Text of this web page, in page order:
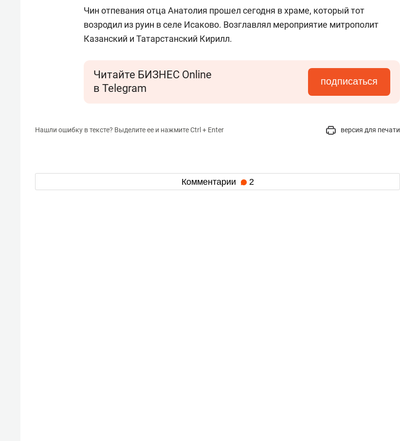
Чин отпевания отца Анатолия прошел сегодня в храме, который тот
возродил из руин в селе Исаково. Возглавлял мероприятие митрополит
Казанский и Татарстанский Кирилл.
Читайте БИЗНЕС Online
в Telegram
подписаться
Нашли ошибку в тексте? Выделите ее и нажмите Ctrl + Enter версия для печати
Комментарии 2